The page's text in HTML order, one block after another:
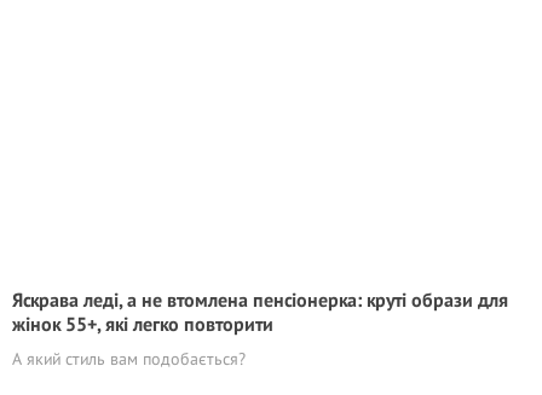
Яскрава леді, а не втомлена пенсіонерка: круті образи для
жінок 55+, які легко повторити
А який стиль вам подобається?